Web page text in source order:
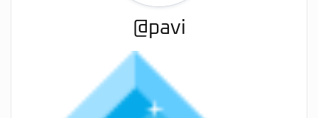
@pavi